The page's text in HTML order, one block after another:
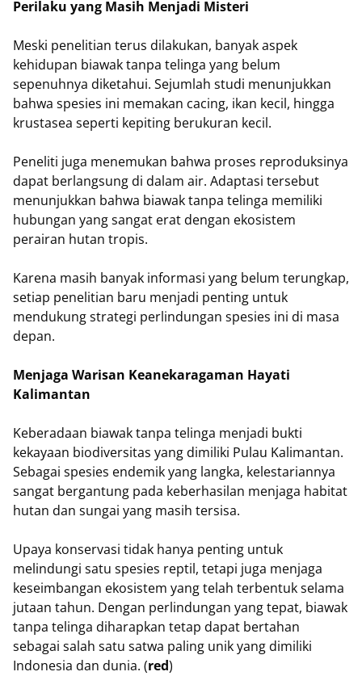
Perilaku yang Masih Menjadi Misteri
Meski penelitian terus dilakukan, banyak aspek
kehidupan biawak tanpa telinga yang belum
sepenuhnya diketahui. Sejumlah studi menunjukkan
bahwa spesies ini memakan cacing, ikan kecil, hingga
krustasea seperti kepiting berukuran kecil.
Peneliti juga menemukan bahwa proses reproduksinya
dapat berlangsung di dalam air. Adaptasi tersebut
menunjukkan bahwa biawak tanpa telinga memiliki
hubungan yang sangat erat dengan ekosistem
perairan hutan tropis.
Karena masih banyak informasi yang belum terungkap,
setiap penelitian baru menjadi penting untuk
mendukung strategi perlindungan spesies ini di masa
depan.
Menjaga Warisan Keanekaragaman Hayati
Kalimantan
Keberadaan biawak tanpa telinga menjadi bukti
kekayaan biodiversitas yang dimiliki Pulau Kalimantan.
Sebagai spesies endemik yang langka, kelestariannya
sangat bergantung pada keberhasilan menjaga habitat
hutan dan sungai yang masih tersisa.
Upaya konservasi tidak hanya penting untuk
melindungi satu spesies reptil, tetapi juga menjaga
keseimbangan ekosistem yang telah terbentuk selama
jutaan tahun. Dengan perlindungan yang tepat, biawak
tanpa telinga diharapkan tetap dapat bertahan
sebagai salah satu satwa paling unik yang dimiliki
Indonesia dan dunia. (red)